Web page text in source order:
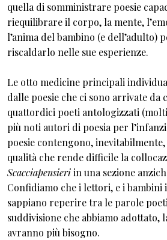
quella di somministrare poesie
riequilibrare il corpo, la mente,
l’anima del bambino (e dell’adulto)
riscaldarlo nelle sue esperienze.
Le otto medicine principali
dalle poesie che ci sono arrivate da
quattordici poeti antologizzati
più noti autori di poesia per
poesie contengono,
qualità che rende difficile la
Scacciapensieriin una sezione
Confidiamo che i lettori, e i
sappiano reperire tra le parole
suddivisione che abbiamo adottato,
avranno più bisogno.